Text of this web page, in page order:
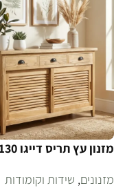
מזנון עץ תריס דייגו 130
מזנונים, שידות וקומודות